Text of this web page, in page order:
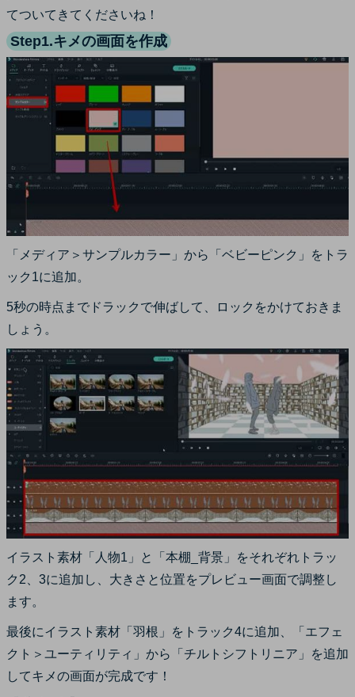
てついてきてくださいね！
Step1.キメの画面を作成
「メディア＞サンプルカラー」から「ベビーピンク」をトラ
ック1に追加。
5秒の時点までドラックで伸ばして、ロックをかけておきま
しょう。
イラスト素材「人物1」と「本棚_背景」をそれぞれトラッ
ク2、3に追加し、大きさと位置をプレビュー画面で調整し
ます。
最後にイラスト素材「羽根」をトラック4に追加、「エフェ
クト＞ユーティリティ」から「チルトシフトリニア」を追加
してキメの画面が完成です！